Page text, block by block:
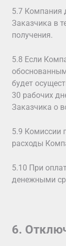
5.7 Компания
Заказчика в
получения.
5.8 Если
будет
30 рабочих
Заказчика о
5.9 Комиссии
расходы
5.10 При
денежными
6.